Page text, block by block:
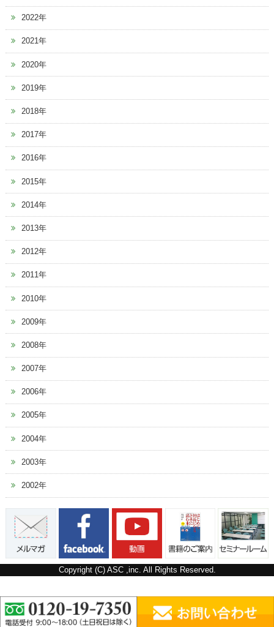
2022年
2021年
2020年
2019年
2018年
2017年
2016年
2015年
2014年
2013年
2012年
2011年
2010年
2009年
2008年
2007年
2006年
2005年
2004年
2003年
2002年
Copyright (C) ASC ,inc. All Rights Reserved.